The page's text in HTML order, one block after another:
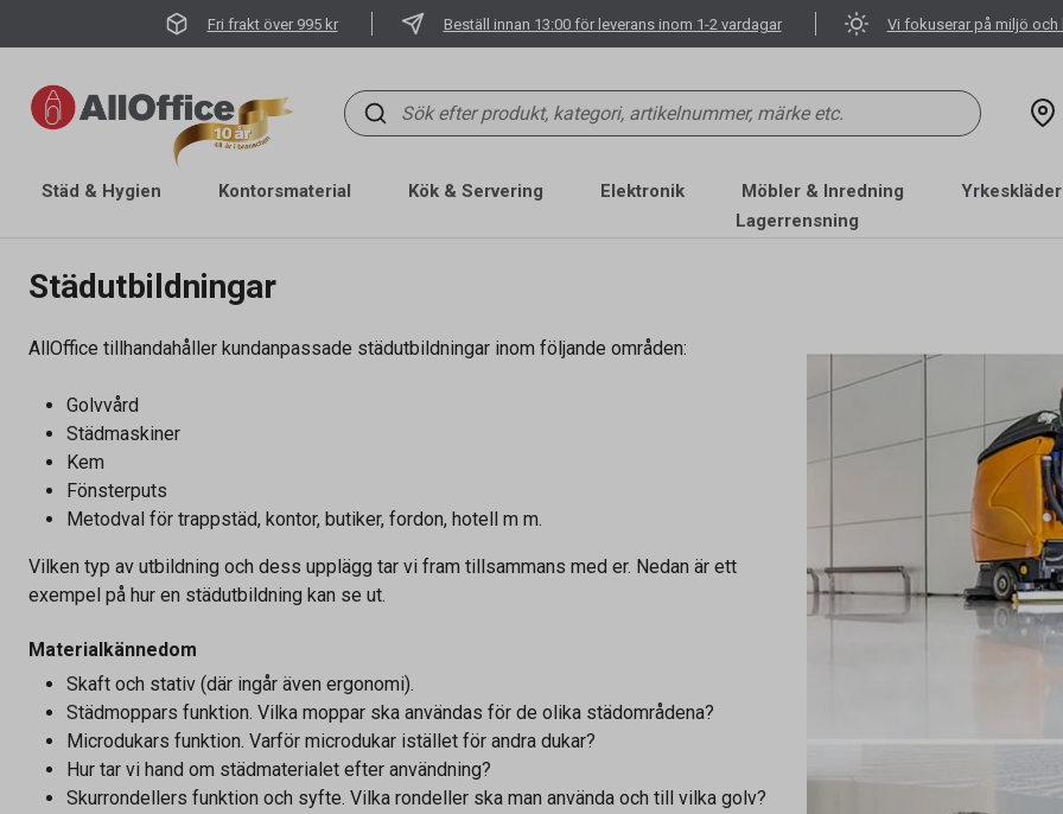
Fri frakt över 995 kr Beställ innan 13:00 för leverans inom 1-2 vardagar Vi fokuserar på miljö och
Städ & Hygien Kontorsmaterial Kök & Servering Elektronik Möbler & Inredning
Lagerrensning
Städutbildningar
AllOffice tillhandahåller kundanpassade städutbildningar inom följande områden:
Golvvård
Städmaskiner
Kem
Fönsterputs
Metodval för trappstäd, kontor, butiker, fordon, hotell m m.
Vilken typ av utbildning och dess upplägg tar vi fram tillsammans med er. Nedan är ett
exempel på hur en städutbildning kan se ut.
Materialkännedom
Skaft och stativ (där ingår även ergonomi).
Städmoppars funktion. Vilka moppar ska användas för de olika städområdena?
Microdukars funktion. Varför microdukar istället för andra dukar?
Hur tar vi hand om städmaterialet efter användning?
Skurrondellers funktion och syfte. Vilka rondeller ska man använda och till vilka golv?